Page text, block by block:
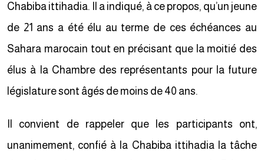
Chabiba ittihadia. Il a indiqué, à ce propos, qu’un jeune
de 21 ans a été élu au terme de ces échéances au
Sahara marocain tout en précisant que la moitié des
élus à la Chambre des représentants pour la future
législature sont âgés de moins de 40 ans.
Il convient de rappeler que les participants ont,
unanimement, confié à la Chabiba ittihadia la tâche